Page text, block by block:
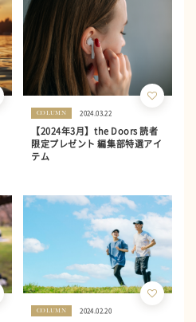
COLUMN 2024.03.22
【2024年3月】the Doors 読者
限定プレゼント 編集部特選アイ
テム
COLUMN 2024.02.20